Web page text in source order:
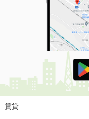
賃貸